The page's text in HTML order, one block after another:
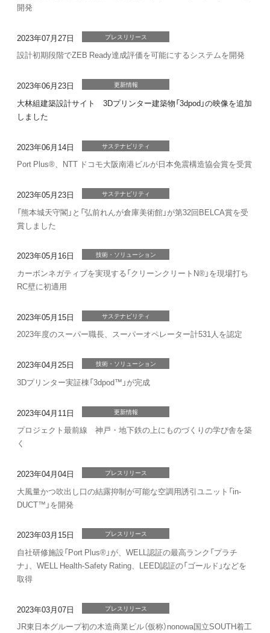
開発
2023年07月27日 プレスリリース
設計初期段階でZEB Ready達成評価を可能にするシステムを開発
2023年06月23日 更新情報
大林組建築設計サイト 3Dプリンター建築物「3dpod」の映像を追加
しました
2023年06月14日 サステナビリティ
Port Plus®、NTT ドコモ大阪南港ビルが日本免震構造協会賞を受賞
2023年05月23日 サステナビリティ
「熊本城天守閣」と「弘前れんが倉庫美術館」が第32回BELCA賞を受
賞しました
2023年05月16日 技術・ソリューション
カーボンネガティブを実現する「クリーンクリートN®」を現場打ち
RC壁に初適用
2023年05月15日 サステナビリティ
2023年度のスーパー職長、スーパーオペレーター計531人を認定
2023年04月25日 技術・ソリューション
3Dプリンター実証棟「3dpod™」が完成
2023年04月11日 更新情報
プロジェクト最前線 神戸・地下鉄の上にものづくりの学び舎を築
く
2023年04月04日 プレスリリース
大風量かつ吹出し口の結露抑制が可能な空調用誘引ユニット「in-
DUCT™」を開発
2023年03月15日 プレスリリース
自社研修施設「Port Plus®」が、WELL認証の最高ランク「プラチ
ナ」、WELL Health-Safety Rating、LEED認証の「ゴールド」などを
取得
2023年03月07日 プレスリリース
JR東日本グループ初の木造商業ビル（仮称）nonowa国立SOUTH着工